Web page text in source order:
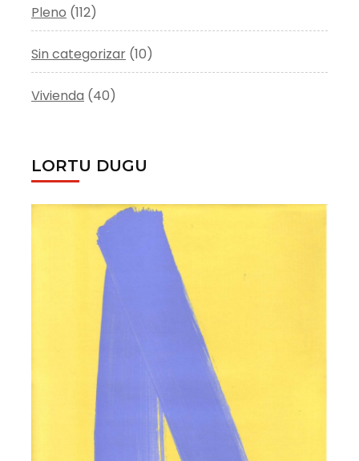
Pleno (112)
Sin categorizar (10)
Vivienda (40)
LORTU DUGU